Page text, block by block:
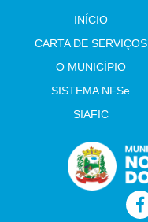
INÍCIO
CARTA DE SERVIÇOS
O MUNICÍPIO
SISTEMA NFSe
SIAFIC